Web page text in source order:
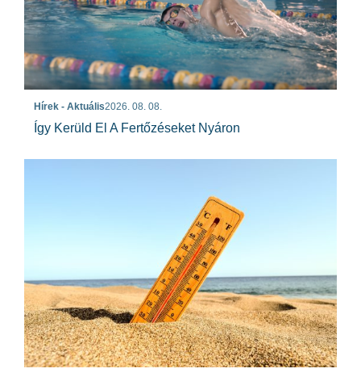
Hírek - Aktuális2026. 08. 08.
Így Kerüld El A Fertőzéseket Nyáron